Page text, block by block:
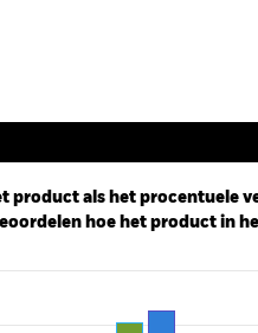
product als het procentuele
hoe het product in
Range: -20 to 15.